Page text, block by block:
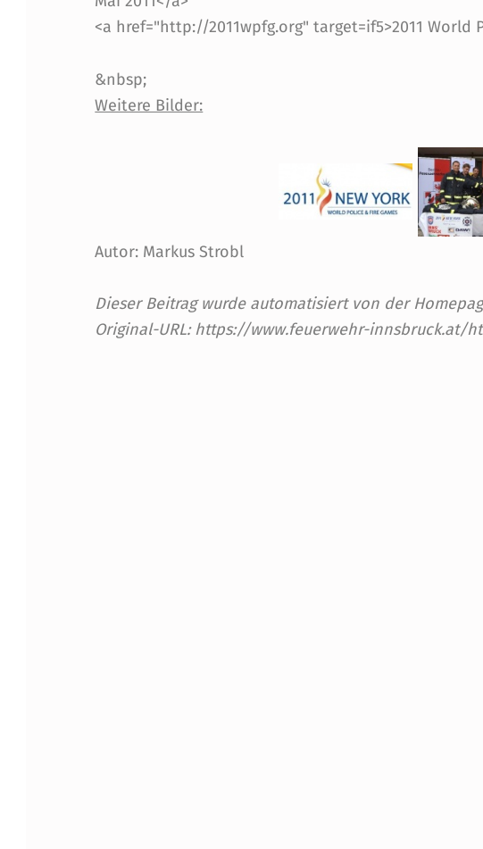
G
F
Ü
E
"
W
<a href="http://2011wpfg.org" target=if5>2011 World
&nbsp;
Weitere Bilder:
Autor: Markus Strobl
Dieser Beitrag wurde automatisiert von der
Original-URL: https://www.feuerwehr-innsbruck.at/